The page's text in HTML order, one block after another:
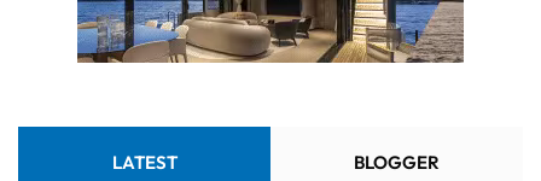
LATEST BLOGGER